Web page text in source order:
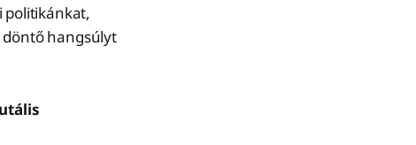
politikánkat,
döntő hangsúlyt